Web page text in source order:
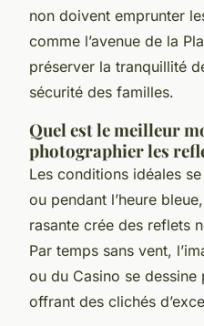
non doivent emprunter
comme l’avenue de la
préserver la tranquillité
sécurité des familles.
Quel est le meilleur
photographier les
Les conditions idéales
ou pendant l’heure
rasante crée des reflets
Par temps sans vent,
ou du Casino se
offrant des clichés